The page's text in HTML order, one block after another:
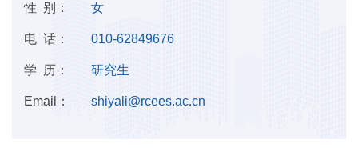
性 别： 女
电 话： 010-62849676
学 历： 研究生
Email： shiyali@rcees.ac.cn